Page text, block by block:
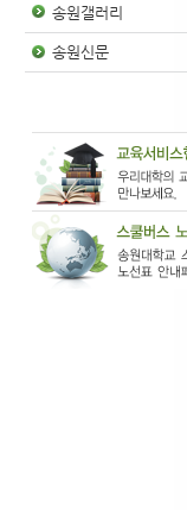
송원갤러리
송원신문